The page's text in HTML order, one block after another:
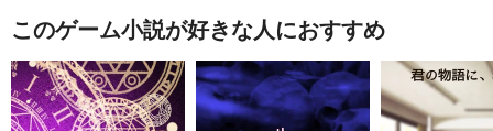
このゲーム小説が好きな人におすすめ